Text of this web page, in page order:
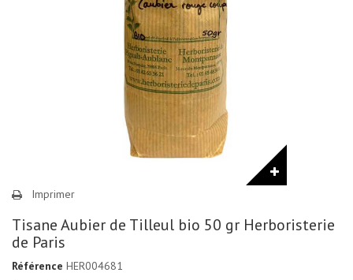
Imprimer
Tisane Aubier de Tilleul bio 50 gr Herboristerie
de Paris
Référence HER004681